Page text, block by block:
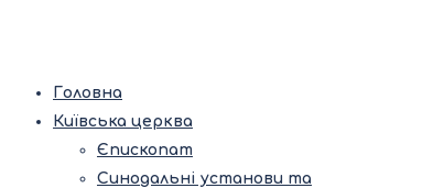
Головна
Київська церква
Єпископат
Синодальні установи та